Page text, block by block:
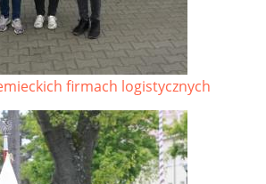
firmach logistycznych